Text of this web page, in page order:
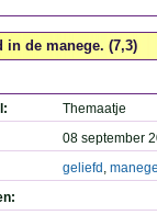
in de manege. (7,3)
Themaatje
08 september
geliefd ,